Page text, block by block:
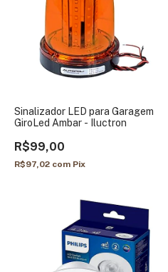
Sinalizador LED para Garagem
GiroLed Ambar - Iluctron
R$99,00
R$97,02 com Pix